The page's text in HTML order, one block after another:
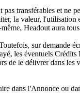
transférables et ne
la valeur,
Headout aura
sur demande
les éventuels
de le délivrer dans les
dans l'Annonce ou